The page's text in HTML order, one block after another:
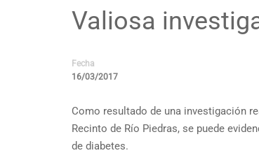
Valiosa
Fecha
16/03/2017
Como resultado de una investigación
Recinto de Río Piedras, se puede
de diabetes.